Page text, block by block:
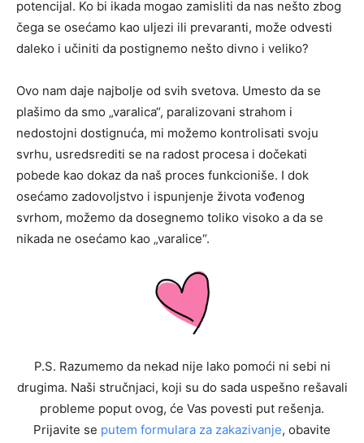
potencijal. Ko bi ikada mogao zamisliti da nas nešto zbog
čega se osećamo kao uljezi ili prevaranti, može odvesti
daleko i učiniti da postignemo nešto divno i veliko?
Ovo nam daje najbolje od svih svetova. Umesto da se
plašimo da smo „varalica“, paralizovani strahom i
nedostojni dostignuća, mi možemo kontrolisati svoju
svrhu, usredsrediti se na radost procesa i dočekati
pobede kao dokaz da naš proces funkcioniše. I dok
osećamo zadovoljstvo i ispunjenje života vođenog
svrhom, možemo da dosegnemo toliko visoko a da se
nikada ne osećamo kao „varalice“.
P.S. Razumemo da nekad nije lako pomoći ni sebi ni
drugima. Naši stručnjaci, koji su do sada uspešno rešavali
probleme poput ovog, će Vas povesti put rešenja.
Prijavite se putem formulara za zakazivanje, obavite